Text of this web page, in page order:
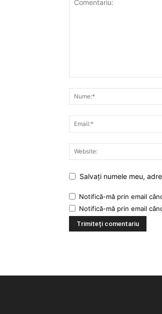
Salvați numele meu,
Notifică-mă prin email
Notifică-mă prin email